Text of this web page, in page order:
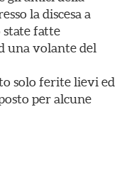
la discesa a
state fatte
una volante del
solo ferite lievi ed
per alcune